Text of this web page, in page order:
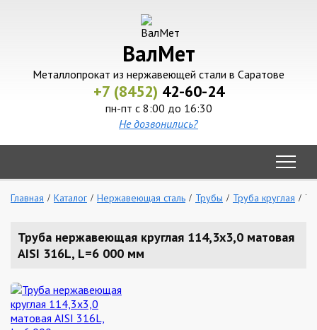
ВалМет
Металлопрокат из нержавеющей стали в Саратове
+7 (8452) 42-60-24
пн-пт с 8:00 до 16:30
Не дозвонились?
Главная Каталог Нержавеющая сталь Трубы Труба круглая
Труба нержавеющая круглая 114,3х3,0 матовая
AISI 316L, L=6 000 мм